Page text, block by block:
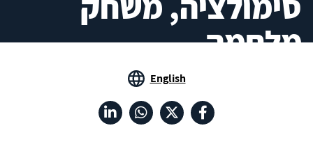
מלחמה
English